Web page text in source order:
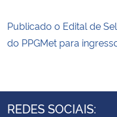
Publicado o Edital de
do PPGMet para
REDES SOCIAIS: